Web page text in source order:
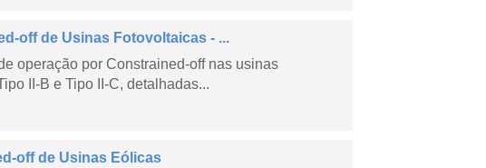
off de Usinas Fotovoltaicas - ...
operação por Constrained-off nas usinas
II-B e Tipo II-C, detalhadas...
off de Usinas Eólicas